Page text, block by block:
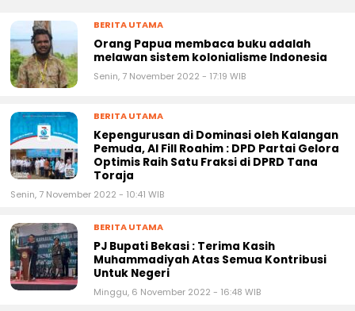
BERITA UTAMA
Orang Papua membaca buku adalah
melawan sistem kolonialisme Indonesia
BERITA UTAMA
Kepengurusan di Dominasi oleh Kalangan
Pemuda, Al Fill Roahim : DPD Partai Gelora
Optimis Raih Satu Fraksi di DPRD Tana
Toraja
BERITA UTAMA
PJ Bupati Bekasi : Terima Kasih
Muhammadiyah Atas Semua Kontribusi
Untuk Negeri